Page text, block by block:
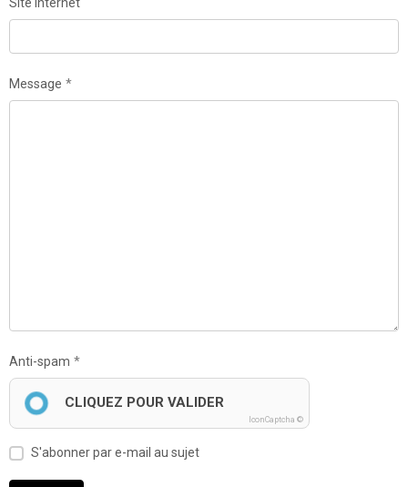
Message
Anti-spam
CLIQUEZ POUR VALIDER
IconCaptcha ©
S'abonner par e-mail au sujet